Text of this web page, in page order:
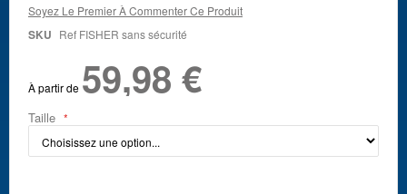
beginning
of
Soyez Le Premier À Commenter Ce Produit
SKU Ref FISHER sans sécurité
À partir de 59,98 €
Taille